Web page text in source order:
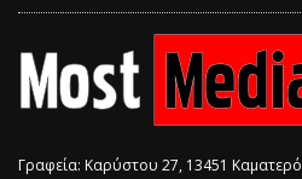
Γραφεία: Καρύστου 27, 13451 Καματερό